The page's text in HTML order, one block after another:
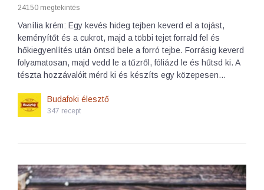
24150 megtekintés
Vanília krém: Egy kevés hideg tejben keverd el a tojást,
keményítőt és a cukrot, majd a többi tejet forrald fel és
hőkiegyenlítés után öntsd bele a forró tejbe. Forrásig keverd
folyamatosan, majd vedd le a tűzről, fóliázd le és hűtsd ki. A
tészta hozzávalóit mérd ki és készíts egy közepesen…
Budafoki élesztő
347 recept